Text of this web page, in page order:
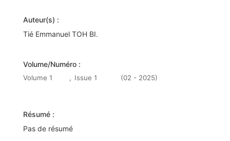
Auteur(s) :
Tié Emmanuel TOH BI.
Volume/Numéro :
Volume 1 , Issue 1 (02 - 2025)
Résumé :
Pas de résumé